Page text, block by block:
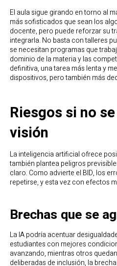
El aula sigue girando en torno al
más sofisticados que sean los
docente, pero puede reforzar su
integrarla. No basta con talleres
se necesitan programas que
dominio de la materia y las
definitiva, una tarea más lenta y
dispositivos, pero también más
Riesgos si no
visión
La inteligencia artificial ofrece
también plantea peligros
claro. Como advierte el BID, los
repetirse, y esta vez con efectos
Brechas que se
La IA podría acentuar
estudiantes con mejores
avanzando, mientras otros
deliberadas de inclusión, la